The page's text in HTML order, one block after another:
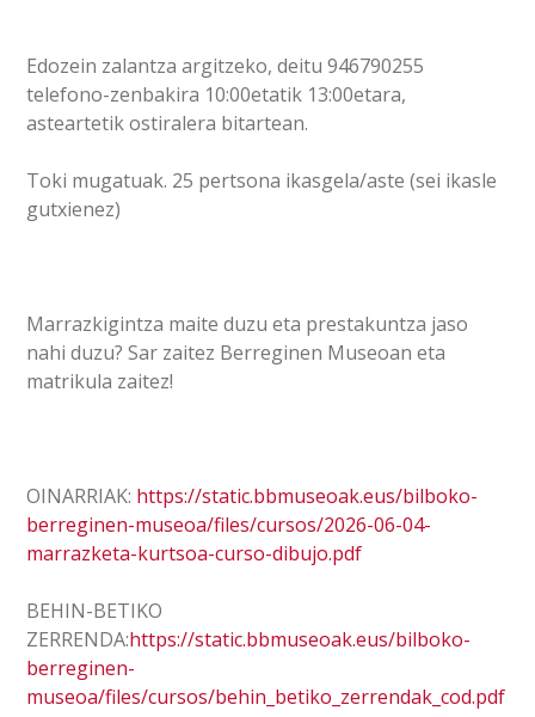
Edozein zalantza argitzeko, deitu 946790255
telefono-zenbakira 10:00etatik 13:00etara,
asteartetik ostiralera bitartean.
Toki mugatuak. 25 pertsona ikasgela/aste (sei ikasle
gutxienez)
Marrazkigintza maite duzu eta prestakuntza jaso
nahi duzu? Sar zaitez Berreginen Museoan eta
matrikula zaitez!
OINARRIAK: https://static.bbmuseoak.eus/bilboko-
berreginen-museoa/files/cursos/2026-06-04-
marrazketa-kurtsoa-curso-dibujo.pdf
BEHIN-BETIKO
ZERRENDA:https://static.bbmuseoak.eus/bilboko-
berreginen-
museoa/files/cursos/behin_betiko_zerrendak_cod.pdf